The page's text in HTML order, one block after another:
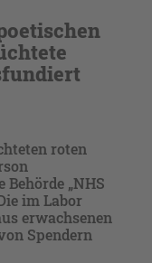
roten
„NHS
im Labor
erwachsenen
Spendern